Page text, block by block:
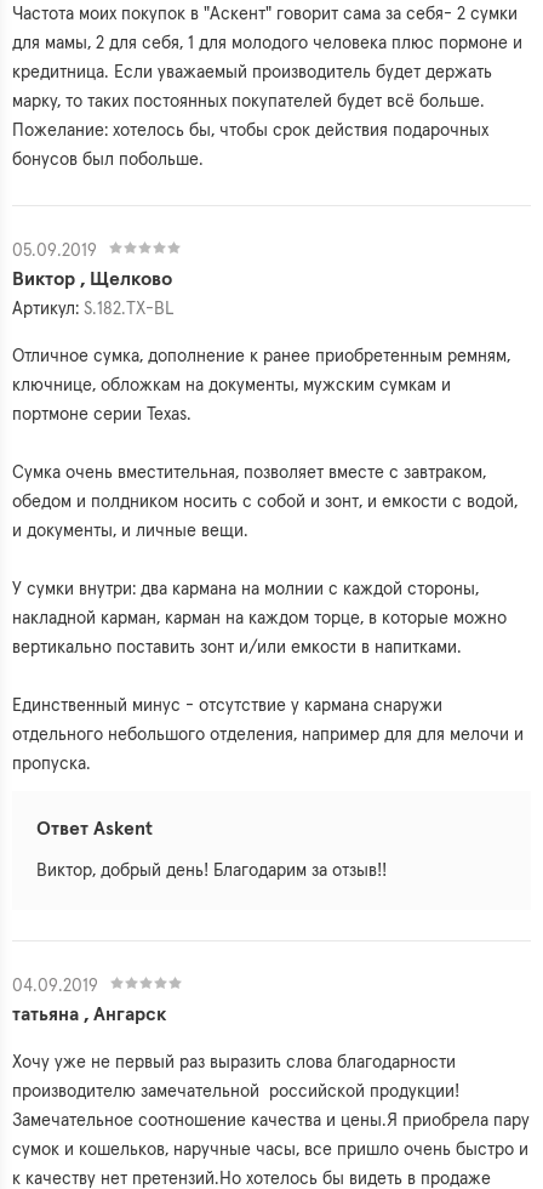
Частота моих покупок в "Аскент" говорит сама за себя- 2 сумки
для мамы, 2 для себя, 1 для молодого человека плюс пормоне и
кредитница. Если уважаемый производитель будет держать
марку, то таких постоянных покупателей будет всё больше.
Пожелание: хотелось бы, чтобы срок действия подарочных
бонусов был побольше.
05.09.2019
Виктор , Щелково
Артикул: S.182.TX-BL
Отличное сумка, дополнение к ранее приобретенным ремням,
ключнице, обложкам на документы, мужским сумкам и
портмоне серии Texas.
Сумка очень вместительная, позволяет вместе с завтраком,
обедом и полдником носить с собой и зонт, и емкости с водой,
и документы, и личные вещи.
У сумки внутри: два кармана на молнии с каждой стороны,
накладной карман, карман на каждом торце, в которые можно
вертикально поставить зонт и/или емкости в напитками.
Единственный минус - отсутствие у кармана снаружи
отдельного небольшого отделения, например для для мелочи и
пропуска.
Ответ Askent
Виктор, добрый день! Благодарим за отзыв!!
04.09.2019
татьяна , Ангарск
Хочу уже не первый раз выразить слова благодарности
производителю замечательной российской продукции!
Замечательное соотношение качества и цены.Я приобрела пару
сумок и кошельков, наручные часы, все пришло очень быстро и
к качеству нет претензий.Но хотелось бы видеть в продаже